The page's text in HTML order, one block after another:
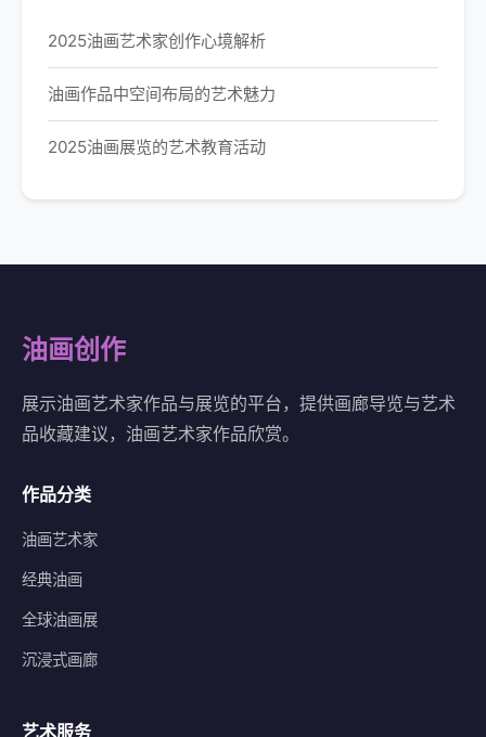
2025油画艺术家创作心境解析
油画作品中空间布局的艺术魅力
2025油画展览的艺术教育活动
油画创作
展示油画艺术家作品与展览的平台，提供画廊导览与艺术
品收藏建议，油画艺术家作品欣赏。
作品分类
油画艺术家
经典油画
全球油画展
沉浸式画廊
艺术服务